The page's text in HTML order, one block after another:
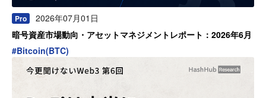
Pro
2026年07月01日
暗号資産市場動向・アセットマネジメントレポート：2026年6月
#Bitcoin(BTC)